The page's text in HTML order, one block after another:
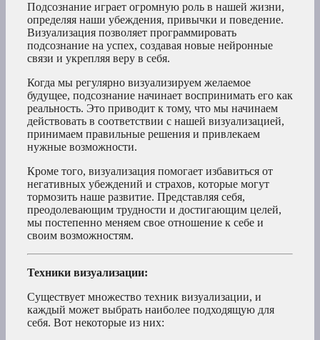
Подсознание играет огромную роль в нашей жизни,
определяя наши убеждения, привычки и поведение.
Визуализация позволяет программировать
подсознание на успех, создавая новые нейронные
связи и укрепляя веру в себя.
Когда мы регулярно визуализируем желаемое
будущее, подсознание начинает воспринимать его как
реальность. Это приводит к тому, что мы начинаем
действовать в соответствии с нашей визуализацией,
принимаем правильные решения и привлекаем
нужные возможности.
Кроме того, визуализация помогает избавиться от
негативных убеждений и страхов, которые могут
тормозить наше развитие. Представляя себя,
преодолевающим трудности и достигающим целей,
мы постепенно меняем свое отношение к себе и
своим возможностям.
Техники визуализации:
Существует множество техник визуализации, и
каждый может выбрать наиболее подходящую для
себя. Вот некоторые из них: